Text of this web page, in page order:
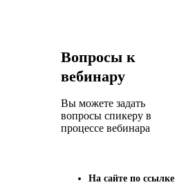
Вопросы к
вебинару
Вы можете задать
вопросы спикеру в
процессе вебинара
На сайте по ссылке